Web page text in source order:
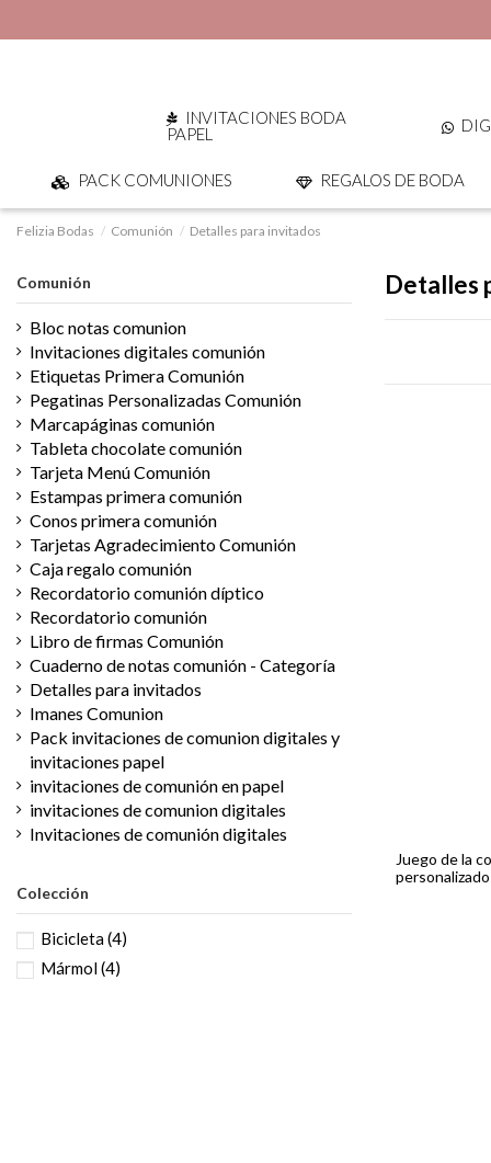
INVITACIONES BODA
PAPEL
PACK COMUNIONES REGALOS DE BODA
Felizia Bodas Comunión Detalles para invitados
Detalles
Juego de la
Comunión
Bloc notas comunion
Invitaciones digitales comunión
Etiquetas Primera Comunión
Pegatinas Personalizadas Comunión
Marcapáginas comunión
Tableta chocolate comunión
Tarjeta Menú Comunión
Estampas primera comunión
Conos primera comunión
Tarjetas Agradecimiento Comunión
Caja regalo comunión
Recordatorio comunión díptico
Recordatorio comunión
Libro de firmas Comunión
Cuaderno de notas comunión - Categoría
Detalles para invitados
Imanes Comunion
Pack invitaciones de comunion digitales y
invitaciones papel
invitaciones de comunión en papel
invitaciones de comunion digitales
Invitaciones de comunión digitales
Colección
Bicicleta(4)
Mármol(4)